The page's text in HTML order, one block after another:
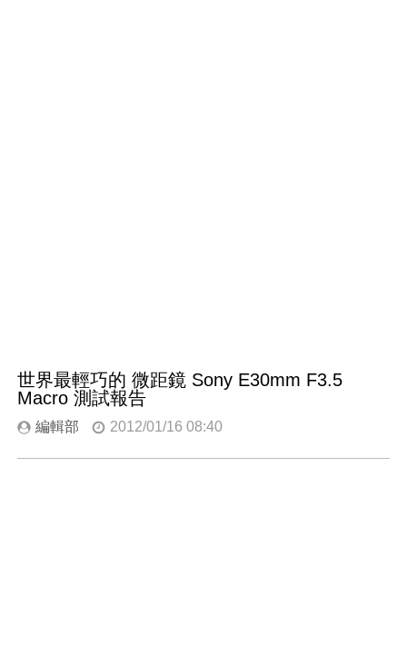
世界最輕巧的 微距鏡 Sony E30mm F3.5
Macro 測試報告
編輯部 2012/01/16 08:40